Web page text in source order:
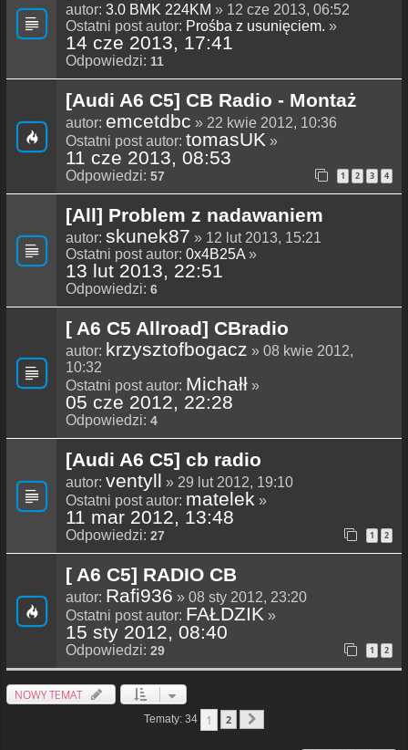
autor: 3.0 BMK 224KM » 12 cze 2013, 06:52
Ostatni post autor: Prośba z usunięciem. »
14 cze 2013, 17:41
Odpowiedzi: 11
[Audi A6 C5] CB Radio - Montaż
autor: emcetdbc » 22 kwie 2012, 10:36
Ostatni post autor: tomasUK »
11 cze 2013, 08:53
Odpowiedzi: 57 1 2 3 4
[All] Problem z nadawaniem
autor: skunek87 » 12 lut 2013, 15:21
Ostatni post autor: 0x4B25A »
13 lut 2013, 22:51
Odpowiedzi: 6
[ A6 C5 Allroad] CBradio
autor: krzysztofbogacz » 08 kwie 2012,
10:32
Ostatni post autor: Michałł »
05 cze 2012, 22:28
Odpowiedzi: 4
[Audi A6 C5] cb radio
autor: ventyll » 29 lut 2012, 19:10
Ostatni post autor: matelek »
11 mar 2012, 13:48
Odpowiedzi: 27 1 2
[ A6 C5] RADIO CB
autor: Rafi936 » 08 sty 2012, 23:20
Ostatni post autor: FAŁDZIK »
15 sty 2012, 08:40
Odpowiedzi: 29 1 2
NOWY TEMAT
Tematy: 34 1 2